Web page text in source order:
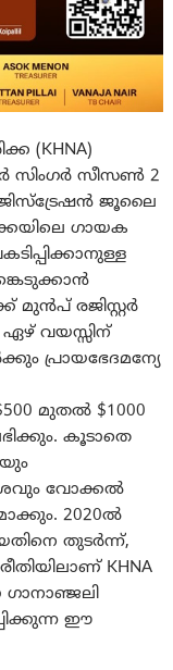
(KHNA)
സിംഗര്‍ സീസണ്‍ 2
ജൂലൈ
ഗായക
രജിസ്റ്റർ
ഏഴ് വയസ്സിന്
പ്രായഭേദമന്യേ
മുതൽ $1000
കൂടാതെ
വോക്കൽ
2020ൽ
തുടർന്ന്,
KHNA
ഈ